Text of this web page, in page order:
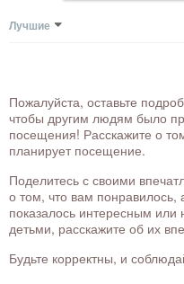
Лучшие
Пожалуйста, оставьте
чтобы другим людям было
посещения! Расскажите о
планирует посещение.
Поделитесь с своими
о том, что вам понравилось,
показалось интересным
детьми, расскажите об их
Будьте корректны, и